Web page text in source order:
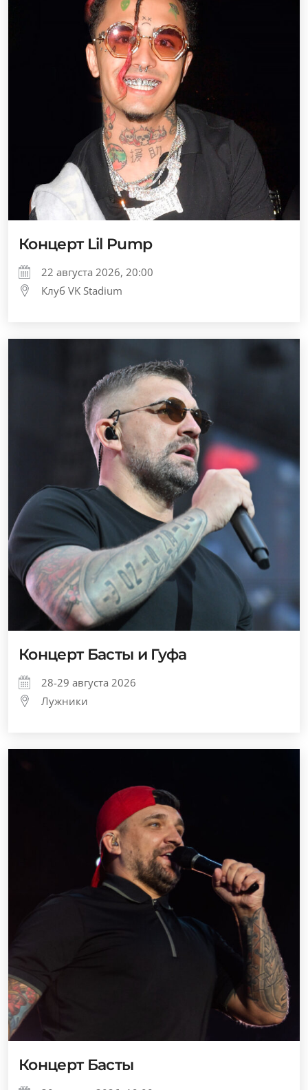
Концерт Lil Pump
22 августа 2026, 20:00
Клуб VK Stadium
Концерт Басты и Гуфа
28-29 августа 2026
Лужники
Концерт Басты